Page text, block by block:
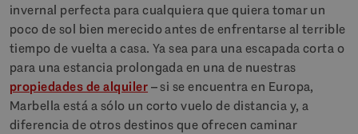
invernal perfecta para cualquiera que quiera tomar un
poco de sol bien merecido antes de enfrentarse al terrible
tiempo de vuelta a casa. Ya sea para una escapada corta o
para una estancia prolongada en una de nuestras
propiedades de alquiler– si se encuentra en Europa,
Marbella está a sólo un corto vuelo de distancia y, a
diferencia de otros destinos que ofrecen caminar